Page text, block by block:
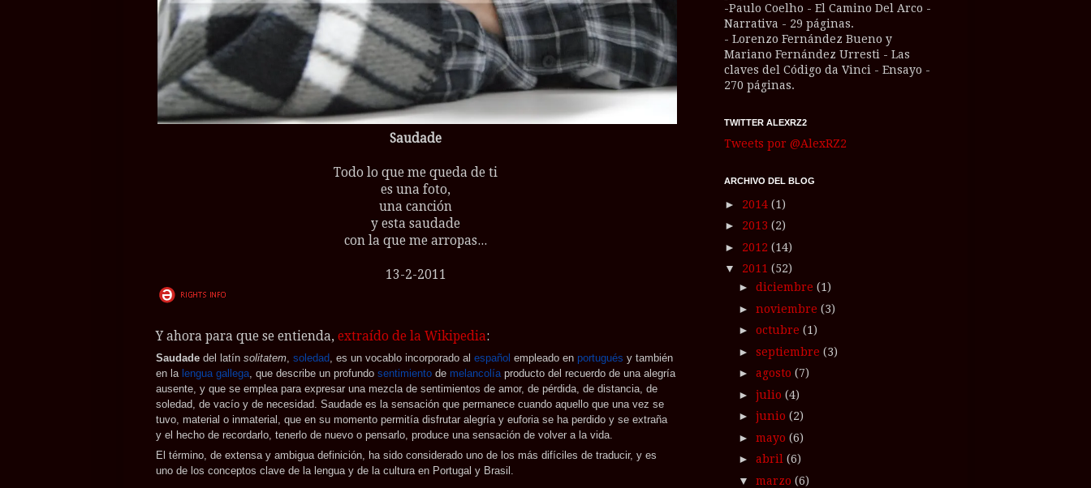
Saudade
Todo lo que me queda de ti
es una foto,
una canción
y esta saudade
con la que me arropas...
13-2-2011
Y ahora para que se entienda, extraído de la Wikipedia:
Saudade del latín solitatem soledad , es un vocablo incorporado al español empleado en portugués y también
en la lengua gallega , que describe un profundo sentimiento de melancolía producto del recuerdo de una alegría
ausente, y que se emplea para expresar una mezcla de sentimientos de amor, de pérdida, de distancia, de
soledad, de vacío y de necesidad. Saudade es la sensación que permanece cuando aquello que una vez se
tuvo, material o inmaterial, que en su momento permitía disfrutar alegría y euforia se ha perdido y se extraña
y el hecho de recordarlo, tenerlo de nuevo o pensarlo, produce una sensación de volver a la vida.
El término, de extensa y ambigua definición, ha sido considerado uno de los más difíciles de traducir, y es
uno de los conceptos clave de la lengua y de la cultura en Portugal y Brasil.
-Paulo Coelho - El Camino Del Arco -
Narrativa - 29 páginas.
- Lorenzo Fernández Bueno y
Mariano Fernández Urresti - Las
claves del Código da Vinci - Ensayo -
270 páginas.
TWITTER ALEXRZ2
Tweets por @AlexRZ2
ARCHIVO DEL BLOG
► 2014 (1)
► 2013 (2)
► 2012 (14)
▼ 2011 (52)
► diciembre (1)
► noviembre (3)
► octubre (1)
► septiembre (3)
► agosto (7)
► julio (4)
► junio (2)
► mayo (6)
► abril (6)
▼ marzo (6)